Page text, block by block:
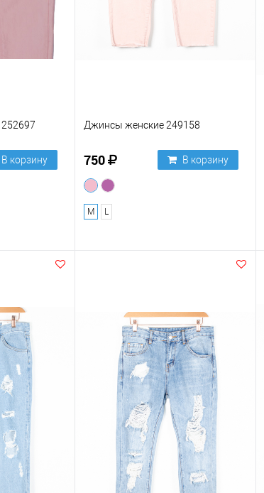
В корзину
Джинсы женские 249158
750 В корзину
M L